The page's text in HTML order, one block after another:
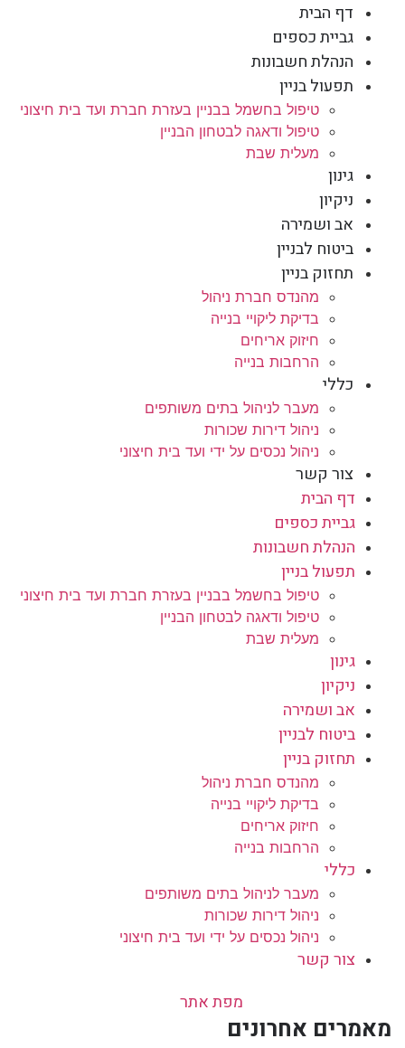
דף הבית
גביית כספים
הנהלת חשבונות
תפעול בניין
טיפול בחשמל בבניין בעזרת חברת ועד בית חיצוני
טיפול ודאגה לבטחון הבניין
מעלית שבת
גינון
ניקיון
אב ושמירה
ביטוח לבניין
תחזוק בניין
מהנדס חברת ניהול
בדיקת ליקויי בנייה
חיזוק אריחים
הרחבות בנייה
כללי
מעבר לניהול בתים משותפים
ניהול דירות שכורות
ניהול נכסים על ידי ועד בית חיצוני
צור קשר
דף הבית
גביית כספים
הנהלת חשבונות
תפעול בניין
טיפול בחשמל בבניין בעזרת חברת ועד בית חיצוני
טיפול ודאגה לבטחון הבניין
מעלית שבת
גינון
ניקיון
אב ושמירה
ביטוח לבניין
תחזוק בניין
מהנדס חברת ניהול
בדיקת ליקויי בנייה
חיזוק אריחים
הרחבות בנייה
כללי
מעבר לניהול בתים משותפים
ניהול דירות שכורות
ניהול נכסים על ידי ועד בית חיצוני
צור קשר
מפת אתר
מאמרים אחרונים